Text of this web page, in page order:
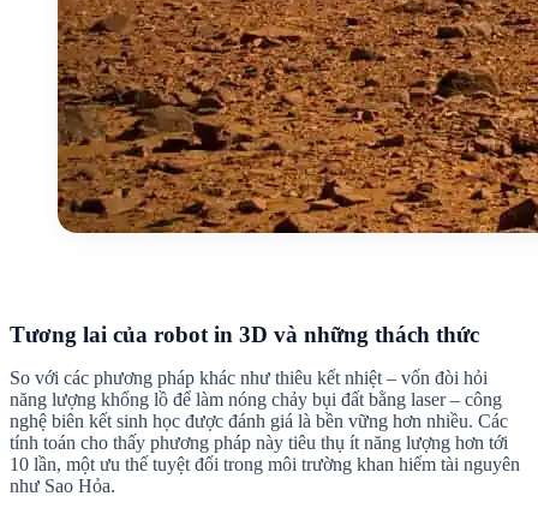
Tương lai của robot in 3D và những thách thức
So với các phương pháp khác như thiêu kết nhiệt – vốn đòi hỏi
năng lượng khổng lồ để làm nóng chảy bụi đất bằng laser – công
nghệ biên kết sinh học được đánh giá là bền vững hơn nhiều. Các
tính toán cho thấy phương pháp này tiêu thụ ít năng lượng hơn tới
10 lần, một ưu thế tuyệt đối trong môi trường khan hiếm tài nguyên
như Sao Hỏa.